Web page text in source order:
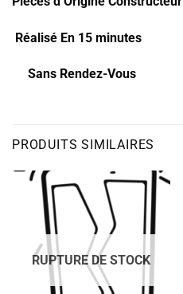
Réalisé En 15 minutes
Sans Rendez-Vous
PRODUITS SIMILAIRES
RUPTURE DE STOCK